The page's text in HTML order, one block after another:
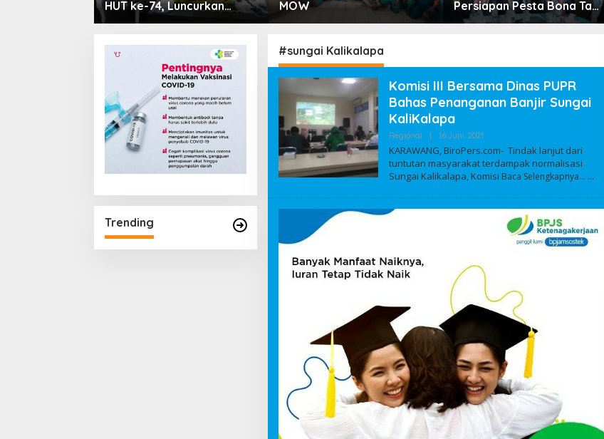
HUT ke-74, Luncurkan
Ruang Rawat Inap PEDES
Pelayanan Kesehatan
MOW
Persiapan Pesta Bona Taon
2026 PPTSB Cabang
Trending
#sungai Kalikalapa
Komisi III Bersama Dinas PUPR
Bahas Penanganan Banjir Sungai
KaliKalapa
Regional 16 Juni, 2021
E
H
A
M
KARAWANG, BiroPers.com- Tindak lanjut dari
tuntutan masyarakat terdampak normalisasi
Sungai Kalikalapa, Komisi Baca Selengkapnya…